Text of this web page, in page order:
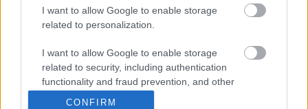
I want to allow Google to enable storage
related to personalization.
I want to allow Google to enable storage
related to security, including authentication
functionality and fraud prevention, and other
CONFIRM
az élők az élőt. Szevasz, Edvard, hogy te mekkora
zseni vagy, őrület.
Kolonits Klára